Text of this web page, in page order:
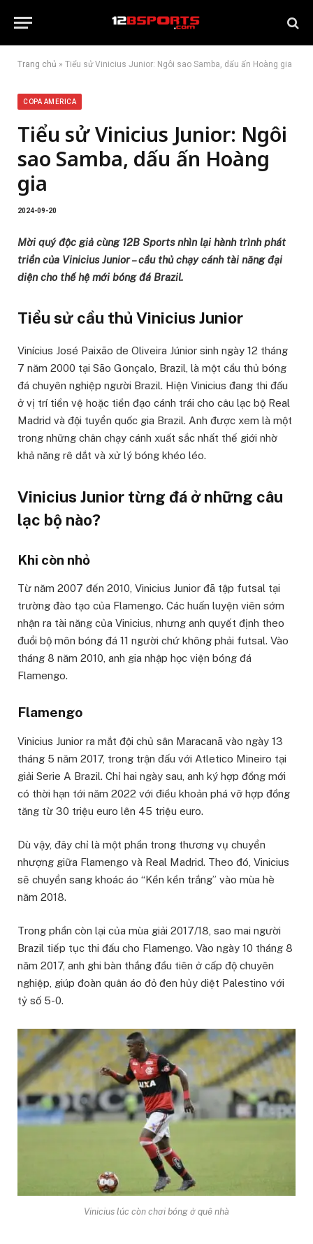
Trang chủ » Tiểu sử Vinicius Junior: Ngôi sao Samba, dấu ấn Hoàng gia
COPA AMERICA
Tiểu sử Vinicius Junior: Ngôi
sao Samba, dấu ấn Hoàng
gia
2024-09-20
Mời quý độc giả cùng 12B Sports nhìn lại hành trình phát
triển của Vinicius Junior – cầu thủ chạy cánh tài năng đại
diện cho thế hệ mới bóng đá Brazil.
Tiểu sử cầu thủ Vinicius Junior
Vinícius José Paixão de Oliveira Júnior sinh ngày 12 tháng
7 năm 2000 tại São Gonçalo, Brazil, là một cầu thủ bóng
đá chuyên nghiệp người Brazil. Hiện Vinicius đang thi đấu
ở vị trí tiền vệ hoặc tiền đạo cánh trái cho câu lạc bộ Real
Madrid và đội tuyển quốc gia Brazil. Anh được xem là một
trong những chân chạy cánh xuất sắc nhất thế giới nhờ
khả năng rê dắt và xử lý bóng khéo léo.
Vinicius Junior từng đá ở những câu
lạc bộ nào?
Khi còn nhỏ
Từ năm 2007 đến 2010, Vinicius Junior đã tập futsal tại
trường đào tạo của Flamengo. Các huấn luyện viên sớm
nhận ra tài năng của Vinicius, nhưng anh quyết định theo
đuổi bộ môn bóng đá 11 người chứ không phải futsal. Vào
tháng 8 năm 2010, anh gia nhập học viện bóng đá
Flamengo.
Flamengo
Vinicius Junior ra mắt đội chủ sân Maracanã vào ngày 13
tháng 5 năm 2017, trong trận đấu với Atletico Mineiro tại
giải Serie A Brazil. Chỉ hai ngày sau, anh ký hợp đồng mới
có thời hạn tới năm 2022 với điều khoản phá vỡ hợp đồng
tăng từ 30 triệu euro lên 45 triệu euro.
Dù vậy, đây chỉ là một phần trong thương vụ chuyển
nhượng giữa Flamengo và Real Madrid. Theo đó, Vinicius
sẽ chuyển sang khoác áo “Kền kền trắng” vào mùa hè
năm 2018.
Trong phần còn lại của mùa giải 2017/18, sao mai người
Brazil tiếp tục thi đấu cho Flamengo. Vào ngày 10 tháng 8
năm 2017, anh ghi bàn thắng đầu tiên ở cấp độ chuyên
nghiệp, giúp đoàn quân áo đỏ đen hủy diệt Palestino với
tỷ số 5-0.
Vinicius lúc còn chơi bóng ở quê nhà